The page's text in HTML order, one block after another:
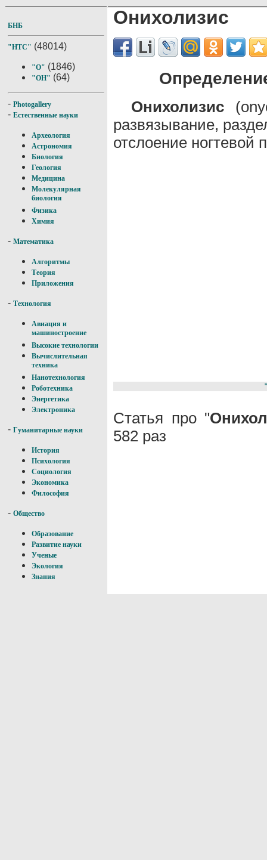
БНБ
"НТС" (48014)
"О" (1846)
"ОН" (64)
- Photogallery
- Естественные науки
Археология
Астрономия
Биология
Геология
Медицина
Молекулярная
биология
Физика
Химия
- Математика
Алгоритмы
Теория
Приложения
- Технология
Авиация и
машиностроение
Высокие технологии
Вычислительная
техника
Нанотехнология
Роботехника
Энергетика
Электроника
- Гуманитарные науки
История
Психология
Социология
Экономика
Философия
- Общество
Образование
Развитие науки
Ученые
Экология
Знания
Онихолизис
Онихолизис
развязывание,
отслоение ногтевой
Статья про "
582 раз